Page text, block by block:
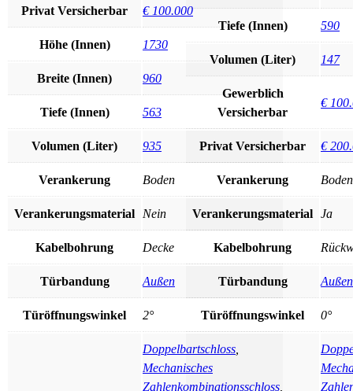
Privat Versicherbar € 100.000
Höhe (Innen) 1730
Breite (Innen) 960
Tiefe (Innen) 563
Volumen (Liter) 935
Verankerung Boden
Verankerungsmaterial Nein
Kabelbohrung Decke
Türbandung Außen
Türöffnungswinkel 2°
Doppelbartschloss
Mechanisches
Zahlenkombinationsschloss
Tiefe (Innen) 590
Volumen (Liter) 147
Gewerblich
Versicherbar
€
Privat Versicherbar €
Verankerung Boden
Verankerungsmaterial Ja
Kabelbohrung
Türbandung Außen
Türöffnungswinkel 0°